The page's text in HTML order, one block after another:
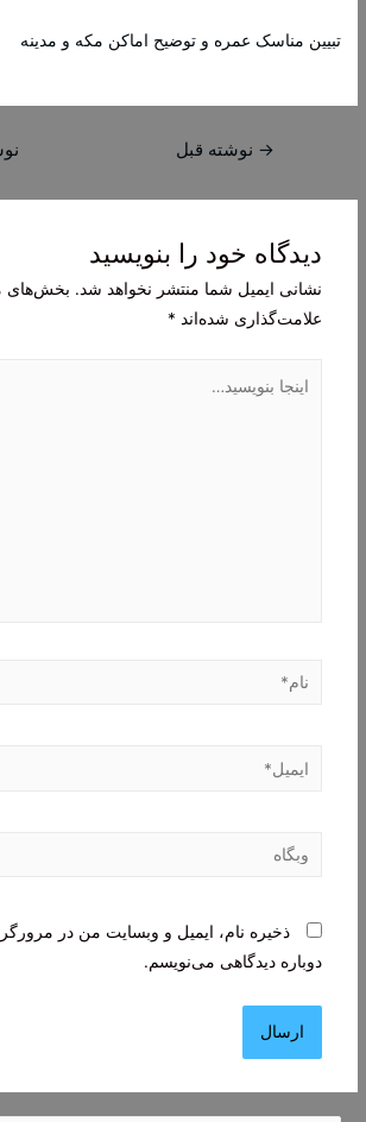
تبیین مناسک عمره و توضیح اماکن مکه و مدینه
راهبری
→ نوشته قبل
دیدگاه‌ خود را بنویسید
نشانی ایمیل شما منتشر نخواهد شد. بخش‌های
علامت‌گذاری شده‌اند *
بنویسید…
نام*
ایمیل*
وبگاه
ذخیره نام، ایمیل و وبسایت من در
دوباره دیدگاهی می‌نویسم.